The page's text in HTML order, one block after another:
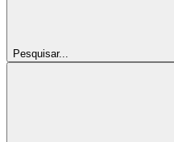
Pesquisar...